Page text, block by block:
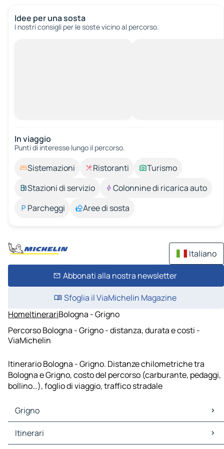
Idee per una sosta
I nostri consigli per le soste vicino al percorso.
In viaggio
Punti di interesse lungo il percorso.
Sistemazioni Ristoranti
Turismo
Stazioni di servizio
Colonnine di ricarica auto
Parcheggi
Aree di sosta
Italiano
Abbonati alla nostra newsletter
Sfoglia il ViaMichelin Magazine
HomeItinerariBologna - Grigno
Percorso Bologna - Grigno - distanza, durata e costi -
ViaMichelin
Itinerario Bologna - Grigno. Distanze chilometriche tra
Bologna e Grigno, costo del percorso (carburante, pedaggi,
bollino…), foglio di viaggio, traffico stradale
Grigno
Grigno Mappe Piantine
Grigno Traffico
Itinerari